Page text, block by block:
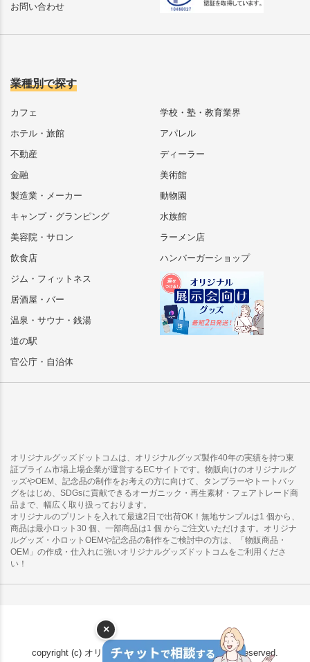
お問い合わせ
業種別で探す
カフェ
ホテル・旅館
不動産
金融
製造業・メーカー
キャンプ・グランピング
美容院・サロン
飲食店
ジム・フィットネス
居酒屋・バー
温泉・サウナ・銭湯
道の駅
官公庁・自治体
学校・塾・教育業界
アパレル
ディーラー
美術館
動物園
水族館
ラーメン店
ハンバーガーショップ
オリジナルグッズドットコムは、オリジナルグッズ製作40年の実績を持つ東
証プライム市場上場企業が運営するECサイトです。物販向けのオリジナルグ
ッズやOEM、記念品の制作をお考えの方に向けて、タンブラーやトートバッ
グをはじめ、SDGsに貢献できるオーガニック・再生素材・フェアトレード商
品まで、幅広く取り扱っております。
オリジナルのプリントを入れて最速2日で出荷OK！無地サンプルは1 個から、
商品は最小ロット30 個、一部商品は1 個 からご注文いただけます。オリジナ
ルグッズ・小ロットOEMや記念品の制作をご検討中の方は、「物販商品・
OEM」の作成・仕入れに強いオリジナルグッズドットコムをご利用くださ
い！
copyright (c) オリジナルグッズドットコム all rights reserved.
×